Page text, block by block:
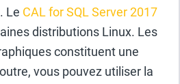
Le CAL for SQL Server 2017
distributions Linux. Les
constituent une
vous pouvez utiliser la